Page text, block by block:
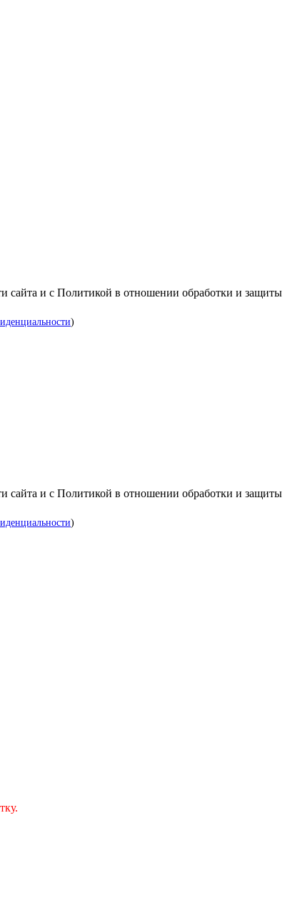
сайта и с Политикой в отношении обработки и защиты
)
сайта и с Политикой в отношении обработки и защиты
)